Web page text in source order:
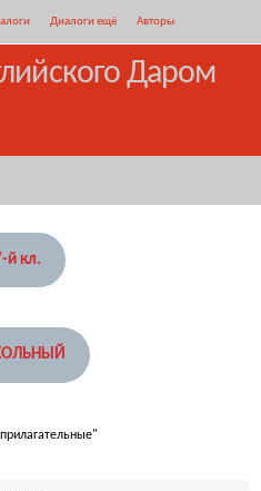
Диалоги ещё Авторы
Даром
й кл.